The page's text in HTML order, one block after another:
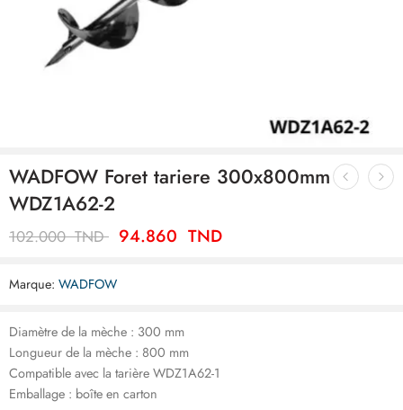
WADFOW Foret tariere 300x800mm
WDZ1A62-2
102.000TND 94.860 TND
Marque: WADFOW
Diamètre de la mèche : 300 mm
Longueur de la mèche : 800 mm
Compatible avec la tarière WDZ1A62-1
Emballage : boîte en carton